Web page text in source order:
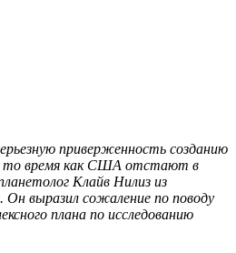
приверженность созданию
то время как США отстают в
Клайв Нилиз из
выразил сожаление по поводу
плана по исследованию